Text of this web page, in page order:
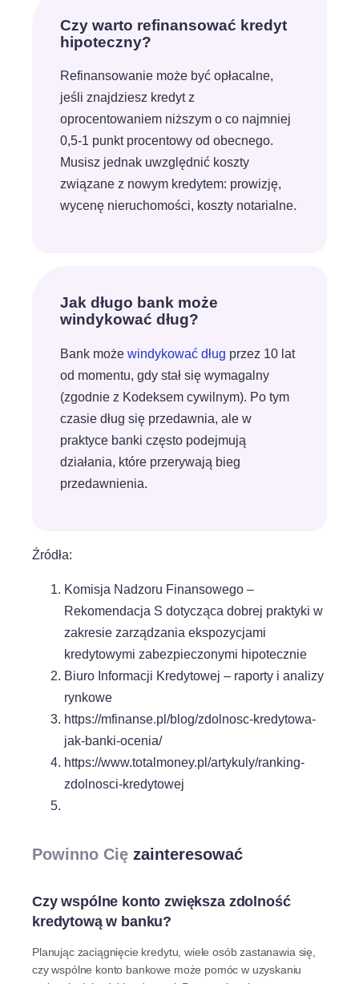
Czy warto refinansować kredyt
hipoteczny?
Refinansowanie może być opłacalne,
jeśli znajdziesz kredyt z
oprocentowaniem niższym o co najmniej
0,5-1 punkt procentowy od obecnego.
Musisz jednak uwzględnić koszty
związane z nowym kredytem: prowizję,
wycenę nieruchomości, koszty notarialne.
Jak długo bank może
windykować dług?
Bank może windykować dług przez 10 lat
od momentu, gdy stał się wymagalny
(zgodnie z Kodeksem cywilnym). Po tym
czasie dług się przedawnia, ale w
praktyce banki często podejmują
działania, które przerywają bieg
przedawnienia.
Źródła:
Komisja Nadzoru Finansowego –
Rekomendacja S dotycząca dobrej praktyki w
zakresie zarządzania ekspozycjami
kredytowymi zabezpieczonymi hipotecznie
Biuro Informacji Kredytowej – raporty i analizy
rynkowe
https://mfinanse.pl/blog/zdolnosc-kredytowa-
jak-banki-ocenia/
https://www.totalmoney.pl/artykuly/ranking-
zdolnosci-kredytowej
Powinno Cię zainteresować
Czy wspólne konto zwiększa zdolność
kredytową w banku?
Planując zaciągnięcie kredytu, wiele osób zastanawia się,
czy wspólne konto bankowe może pomóc w uzyskaniu